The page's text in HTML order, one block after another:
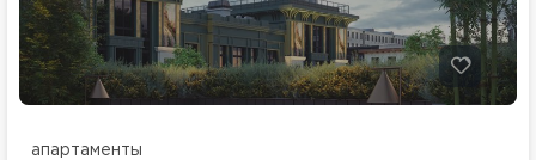
апартаменты